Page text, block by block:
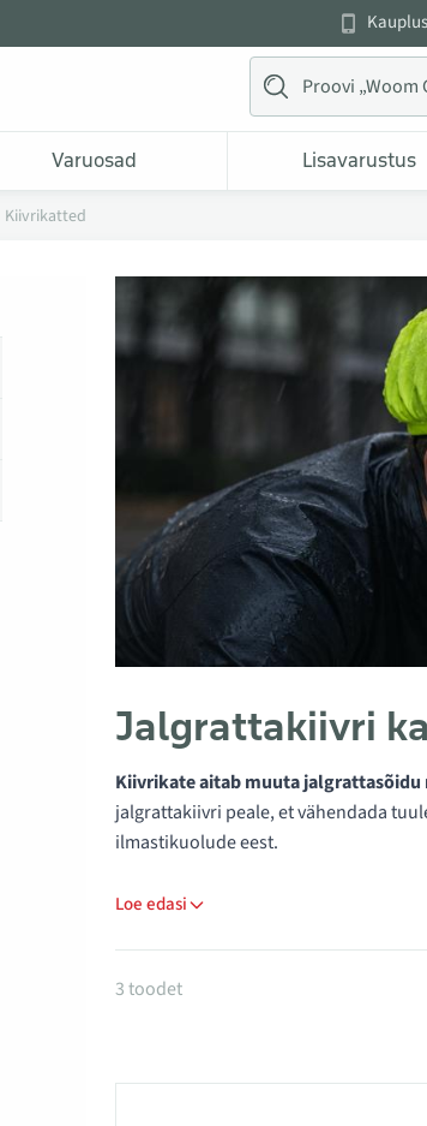
Varuosad Lisavarustus
Kiivrikatted
Jalgrattakiivri
Kiivrikate aitab muuta
jalgrattakiivri peale, et vähendada
ilmastikuolude eest.
Loe edasi
Tooted kategoorias
3 toodet